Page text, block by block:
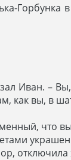
Горбунка
Иван. –
как вы, в
что